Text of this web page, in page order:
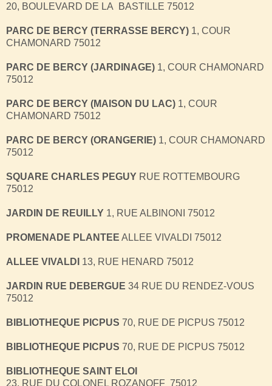
20, BOULEVARD DE LA ВASTILLE 75012
PARC DE BERCY (TERRASSE BERCY) 1, COUR
CHAMONARD 75012
PARC DE BERCY (JARDINAGE) 1, COUR CHAMONARD
75012
PARC DE BERCY (MAISON DU LAC) 1, COUR
CHAMONARD 75012
PARC DE BERCY (ORANGERIE) 1, COUR CHAMONARD
75012
SQUARE CHARLES PEGUY RUE ROTTEMBOURG
75012
JARDIN DE REUILLY 1, RUE ALBINONI 75012
PROMENADE PLANTEE ALLEE VIVALDI 75012
ALLEE VIVALDI 13, RUE HENARD 75012
JARDIN RUE DEBERGUE 34 RUE DU RENDEZ-VOUS
75012
BIBLIOTHEQUE PICPUS 70, RUE DE PICPUS 75012
BIBLIOTHEQUE PICPUS 70, RUE DE PICPUS 75012
BIBLIOTHEQUE SAINT ELOI
23, RUE DU COLONEL ROZANOFF 75012